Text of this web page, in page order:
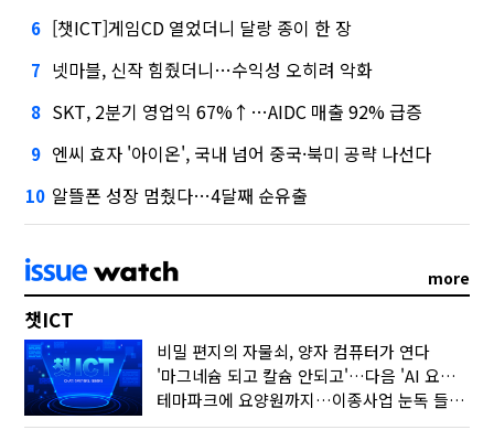
6 [챗ICT]게임CD 열었더니 달랑 종이 한 장
7 넷마블, 신작 힘줬더니…수익성 오히려 악화
8 SKT, 2분기 영업익 67%↑…AIDC 매출 92% 급증
9 엔씨 효자 '아이온', 국내 넘어 중국·북미 공략 나선다
10 알뜰폰 성장 멈췄다…4달째 순유출
more
챗ICT
비밀 편지의 자물쇠, 양자 컴퓨터가 연다
'마그네슘 되고 칼슘 안되고'…다음 'AI 요약' 갈 길은
테마파크에 요양원까지…이종사업 눈독 들이는 게임사